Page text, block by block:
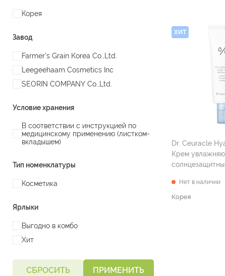
Корея
Завод
Farmer's Grain Korea Co.,Ltd.
Leegeehaam Cosmetics Inc
SEORIN COMPANY Co.,Ltd.
Условие хранения
В соответствии с инструкцией по
медицинскому применению (листком-
вкладышем)
Тип номенклатуры
Косметика
Ярлыки
Выгодно в комбо
Хит
СБРОСИТЬ ПРИМЕНИТЬ
ХИТ
Dr. Ceuracle
Крем
Нет в наличии
Корея